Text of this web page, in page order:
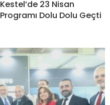
Kestel’de 23 Nisan
Programı Dolu Dolu Geçti